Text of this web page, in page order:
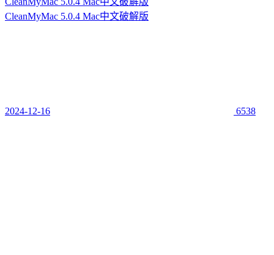
CleanMyMac 5.0.4 Mac中文破解版
2024-12-16 6538